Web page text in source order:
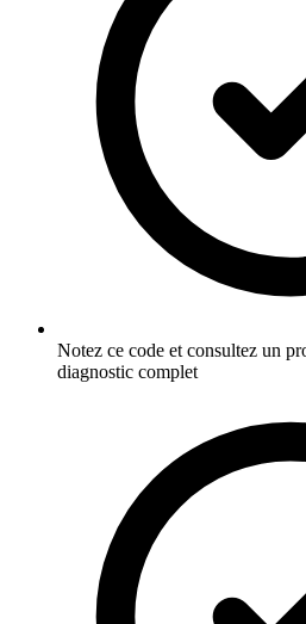
Notez ce code et consultez un
diagnostic complet